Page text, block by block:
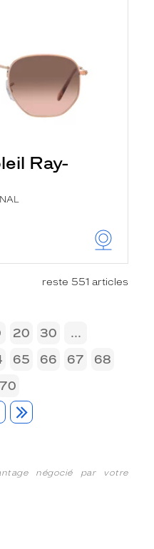
Ray-
reste 551 articles
20 30
...
65 66 67
68
70
négocié par votre